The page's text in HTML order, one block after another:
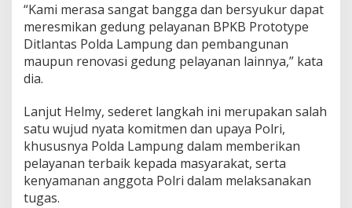
“Kami merasa sangat bangga dan bersyukur dapat
meresmikan gedung pelayanan BPKB Prototype
Ditlantas Polda Lampung dan pembangunan
maupun renovasi gedung pelayanan lainnya,” kata
dia.
Lanjut Helmy, sederet langkah ini merupakan salah
satu wujud nyata komitmen dan upaya Polri,
khususnya Polda Lampung dalam memberikan
pelayanan terbaik kepada masyarakat, serta
kenyamanan anggota Polri dalam melaksanakan
tugas.